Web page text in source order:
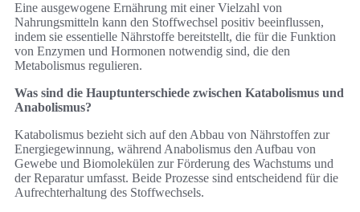
Eine ausgewogene Ernährung mit einer Vielzahl von
Nahrungsmitteln kann den Stoffwechsel positiv beeinflussen,
indem sie essentielle Nährstoffe bereitstellt, die für die Funktion
von Enzymen und Hormonen notwendig sind, die den
Metabolismus regulieren.
Was sind die Hauptunterschiede zwischen Katabolismus und
Anabolismus?
Katabolismus bezieht sich auf den Abbau von Nährstoffen zur
Energiegewinnung, während Anabolismus den Aufbau von
Gewebe und Biomolekülen zur Förderung des Wachstums und
der Reparatur umfasst. Beide Prozesse sind entscheidend für die
Aufrechterhaltung des Stoffwechsels.